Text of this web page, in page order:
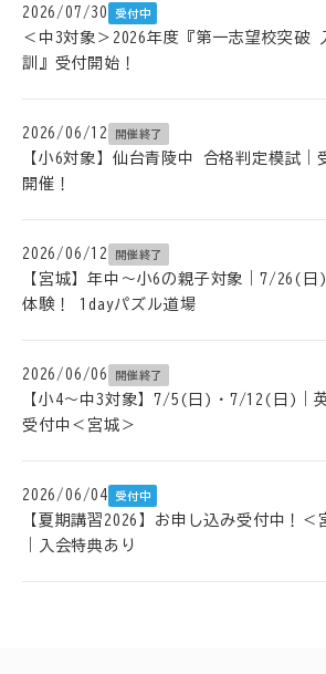
2026/07/30 受付中
＜中3対象＞2026年度『第一志望校突破
訓』受付開始！
2026/06/12 開催終了
【小6対象】仙台青陵中 合格判定模試
開催！
2026/06/12 開催終了
【宮城】年中～小6の親子対象｜7/26(
体験！ 1dayパズル道場
2026/06/06 開催終了
【小4～中3対象】7/5(日)・7/12(日)｜
受付中＜宮城＞
2026/06/04 受付中
【夏期講習2026】お申し込み受付中！＜
｜入会特典あり